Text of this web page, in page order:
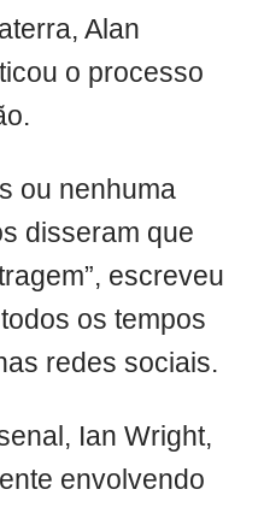
Alan
o processo
ou nenhuma
disseram que
escreveu
os tempos
redes sociais.
Ian Wright,
envolvendo